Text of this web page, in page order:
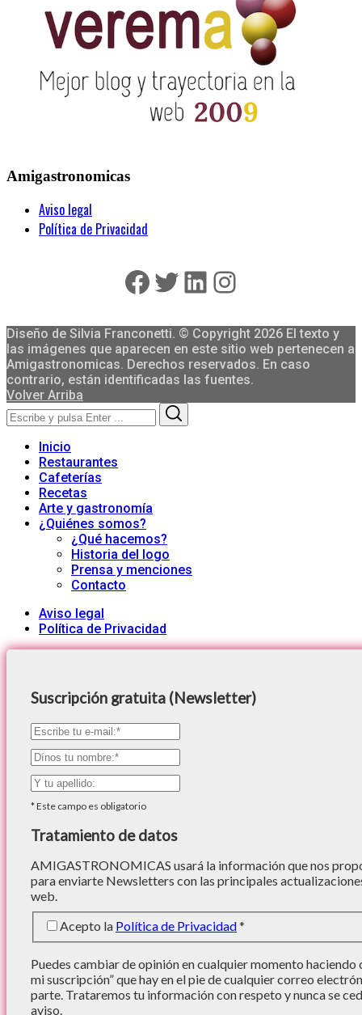
Amigastronomicas
Aviso legal
Política de Privacidad
Facebook
Twitter
LinkedIn
Instagram
Diseño de Silvia Franconetti. © Copyright 2026 El texto y
las imágenes que aparecen en este sitio web pertenecen a
Amigastronomicas. Derechos reservados. En caso
contrario, están identificadas las fuentes.
Volver Arriba
Search
for:
Inicio
Restaurantes
Cafeterías
Recetas
Arte y gastronomía
¿Quiénes somos?
¿Qué hacemos?
Historia del logo
Prensa y menciones
Contacto
Aviso legal
Política de Privacidad
Suscripción gratuita (Newsletter)
*Este campo es obligatorio
Tratamiento de datos
AMIGASTRONOMICAS usará la información que nos
para enviarte Newsletters con las principales
web.
Acepto la Política de Privacidad*
Puedes cambiar de opinión en cualquier momento haciendo
mi suscripción” que hay en el pie de cualquier correo
parte. Trataremos tu información con respeto y nunca se
aviso.